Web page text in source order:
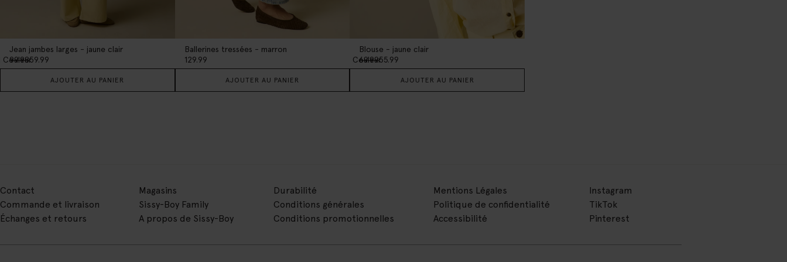
Jean jambes larges - jaune clair
99.9859.99
Couleur
AJOUTER AU PANIER
Ballerines tressées - marron
129.99
AJOUTER AU PANIER
Blouse - jaune clair
69.9955.99
Couleur
AJOUTER AU PANIER
Contact
Commande et livraison
Échanges et retours
Magasins
Sissy-Boy Family
A propos de Sissy-Boy
Durabilité
Conditions générales
Conditions promotionnelles
Mentions Légales
Politique de confidentialité
Accessibilité
Instagram
TikTok
Pinterest